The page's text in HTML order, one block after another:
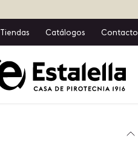
Tiendas Catálogos Contacto